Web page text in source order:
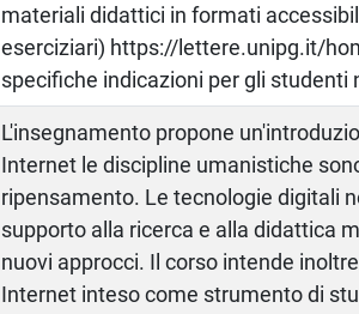
materiali didattici in formati
eserciziari) https://lettere.unipg.it/
specifiche indicazioni per gli studenti
L'insegnamento propone
Internet le discipline umanistiche
ripensamento. Le tecnologie digitali
supporto alla ricerca e alla didattica
nuovi approcci. Il corso intende
Internet inteso come strumento di